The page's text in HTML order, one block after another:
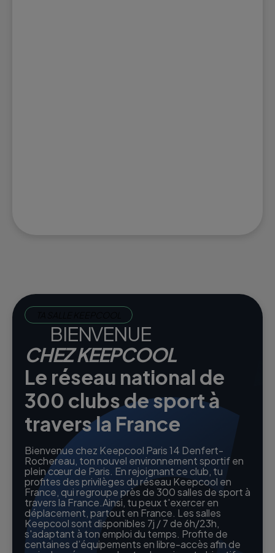
BIENVENUE
CHEZ KEEPCOOL
Le réseau national de
300 clubs de sport à
travers la France
Bienvenue chez Keepcool Paris 14 Denfert-
Rochereau, ton nouvel environnement sportif en
plein cœur de Paris. En rejoignant ce club, tu
profites des privilèges du réseau Keepcool en
France, qui regroupe près de 300 salles de sport à
travers la France.Ainsi, tu peux t'exercer en
déplacement, partout en France. Les salles
Keepcool sont disponibles 7j / 7 de 6h/23h,
s'adaptant à ton emploi du temps. Profite de
centaines d’équipements en libre-accès afin de